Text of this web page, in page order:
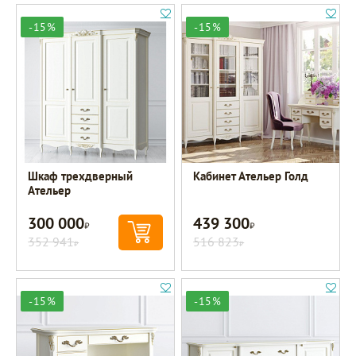
-15%
Шкаф трехдверный
Ательер
300 000Р
352 941Р
-15%
Кабинет Ательер Голд
439 300Р
516 823Р
-15% -15%